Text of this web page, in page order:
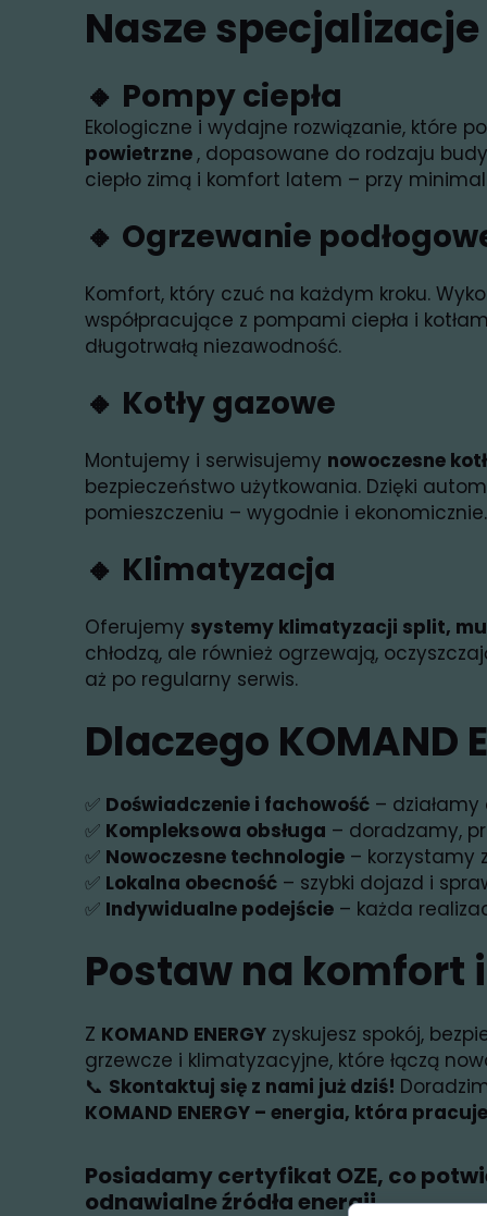
Nasze specjalizacje
🔸 Pompy ciepła
Ekologiczne i wydajne rozwiązanie, które
powietrzne, dopasowane do rodzaju
ciepło zimą i komfort latem – przy
🔸 Ogrzewanie
Komfort, który czuć na każdym kroku.
współpracujące z pompami ciepła i
długotrwałą niezawodność.
🔸 Kotły gazowe
Montujemy i serwisujemy nowoczesne
bezpieczeństwo użytkowania. Dzięki
pomieszczeniu – wygodnie i ekonomicznie.
🔸 Klimatyzacja
Oferujemy systemy klimatyzacji split,
chłodzą, ale również ogrzewają,
aż po regularny serwis.
Dlaczego KOMAND
✅ Doświadczenie i fachowość –
✅ Kompleksowa obsługa – doradzamy,
✅ Nowoczesne technologie – korzystamy
✅ Lokalna obecność – szybki dojazd i
✅ Indywidualne podejście – każda
Postaw na komfort
Z KOMAND ENERGY zyskujesz spokój,
grzewcze i klimatyzacyjne, które łączą
📞 Skontaktuj się z nami już dziś!
KOMAND ENERGY – energia, która
Posiadamy certyfikat OZE, co
odnawialne źródła energii.